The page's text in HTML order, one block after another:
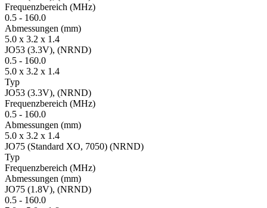
Fre­quenz­bereich (MHz)
0.5 - 160.0
Ab­mes­sungen (mm)
5.0 x 3.2 x 1.4
JO53 (3.3V), (NRND)
0.5 - 160.0
5.0 x 3.2 x 1.4
Typ
JO53 (3.3V), (NRND)
Fre­quenz­bereich (MHz)
0.5 - 160.0
Ab­mes­sungen (mm)
5.0 x 3.2 x 1.4
JO75 (Standard XO, 7050) (NRND)
Typ
Fre­quenz­bereich (MHz)
Ab­mes­sungen (mm)
JO75 (1.8V), (NRND)
0.5 - 160.0